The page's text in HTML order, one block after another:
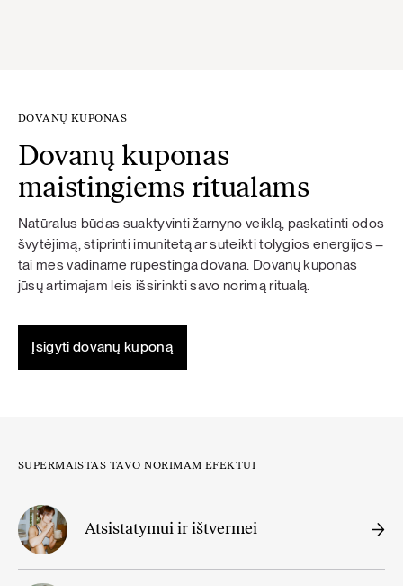
DOVANŲ KUPONAS
Dovanų kuponas
maistingiems ritualams
Natūralus būdas suaktyvinti žarnyno veiklą, paskatinti odos
švytėjimą, stiprinti imunitetą ar suteikti tolygios energijos –
tai mes vadiname rūpestinga dovana. Dovanų kuponas
jūsų artimajam leis išsirinkti savo norimą ritualą.
Įsigyti dovanų kuponą
SUPERMAISTAS TAVO NORIMAM EFEKTUI
Atsistatymui ir ištvermei